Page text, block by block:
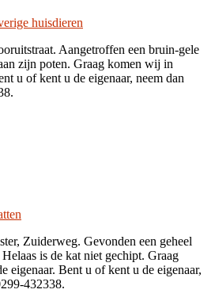
huisdieren
Aangetroffen een bruin-gele
zijn poten. Graag komen wij in
u of kent u de eigenaar, neem dan
Zuiderweg. Gevonden een geheel
is de kat niet gechipt. Graag
eigenaar. Bent u of kent u de eigenaar,
432338.